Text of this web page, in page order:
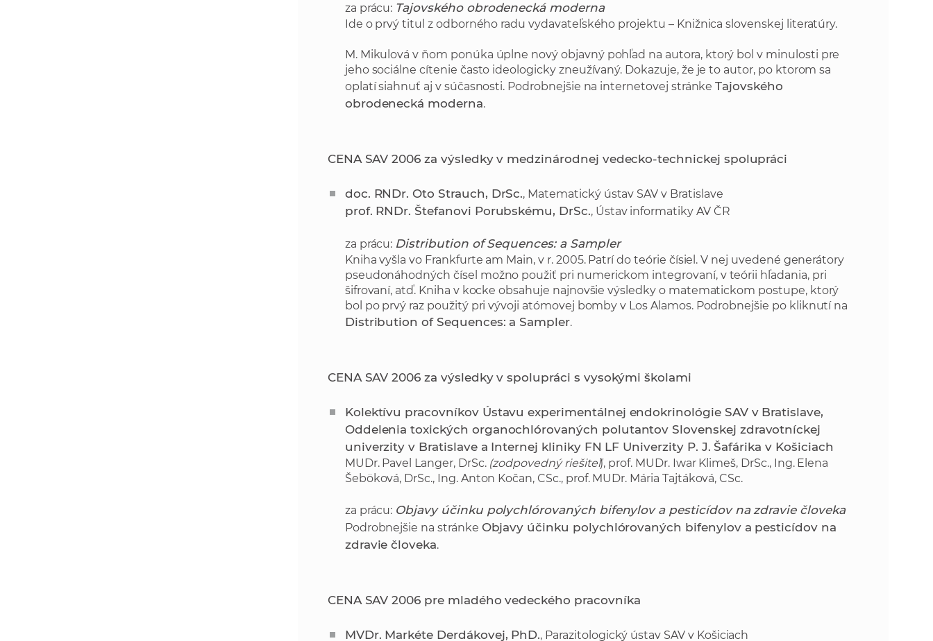
za prácu: Tajovského obrodenecká moderna
Ide o prvý titul z odborného radu vydavateľského projektu – Knižnica slovenskej literatúry.
M. Mikulová v ňom ponúka úplne nový objavný pohľad na autora, ktorý bol v minulosti pre
jeho sociálne cítenie často ideologicky zneužívaný. Dokazuje, že je to autor, po ktorom sa
oplatí siahnuť aj v súčasnosti. Podrobnejšie na internetovej stránkeTajovského
obrodenecká moderna.
CENA SAV 2006 za výsledky v medzinárodnej vedecko-technickej spolupráci
doc. RNDr. Oto Strauch, DrSc., Matematický ústav SAV v Bratislave
prof. RNDr. Štefanovi Porubskému, DrSc., Ústav informatiky AV ČR
za prácu: Distribution of Sequences: a Sampler
Kniha vyšla vo Frankfurte am Main, v r. 2005. Patrí do teórie čísiel. V nej uvedené generátory
pseudonáhodných čísel možno použiť pri numerickom integrovaní, v teórii hľadania, pri
šifrovaní, atď. Kniha v kocke obsahuje najnovšie výsledky o matematickom postupe, ktorý
bol po prvý raz použitý pri vývoji atómovej bomby v Los Alamos. Podrobnejšie po kliknutí na
Distribution of Sequences: a Sampler.
CENA SAV 2006 za výsledky v spolupráci s vysokými školami
Kolektívu pracovníkov Ústavu experimentálnej endokrinológie SAV v Bratislave,
Oddelenia toxických organochlórovaných polutantov Slovenskej zdravotníckej
univerzity v Bratislave a Internej kliniky FN LF Univerzity P. J. Šafárika v Košiciach
MUDr. Pavel Langer, DrSc. (zodpovedný riešiteľ), prof. MUDr. Iwar Klimeš, DrSc., Ing. Elena
Šeböková, DrSc., Ing. Anton Kočan, CSc., prof. MUDr. Mária Tajtáková, CSc.
za prácu: Objavy účinku polychlórovaných bifenylov a pesticídov na zdravie človeka
Podrobnejšie na stránke Objavy účinku polychlórovaných bifenylov a pesticídov na
zdravie človeka.
CENA SAV 2006 pre mladého vedeckého pracovníka
MVDr. Markéte Derdákovej, PhD., Parazitologický ústav SAV v Košiciach